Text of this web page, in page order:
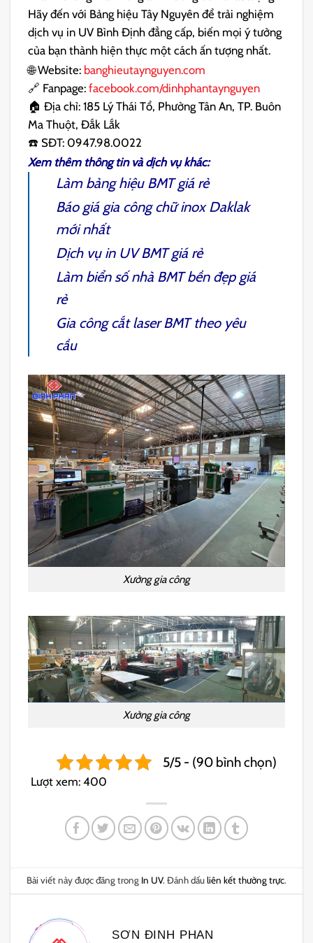
Hãy đến với Bảng hiệu Tây Nguyên để trải nghiệm
dịch vụ in UV Bình Định đẳng cấp, biến mọi ý tưởng
của bạn thành hiện thực một cách ấn tượng nhất.
🌐 Website: banghieutaynguyen.com
🔗 Fanpage:facebook.com/dinhphantaynguyen
🏠 Địa chỉ: 185 Lý Thái Tổ, Phường Tân An, TP. Buôn
Ma Thuột, Đắk Lắk
☎️ SĐT: 0947.98.0022
Xem thêm thông tin và dịch vụ khác:
Làm bảng hiệu BMT giá rẻ
Báo giá gia công chữ inox Daklak
mới nhất
Dịch vụ in UV BMT giá rẻ
Làm biển số nhà BMTbền đẹp giá
rẻ
Gia công cắt laser BMTtheo yêu
cầu
Xưởng gia công
Xưởng gia công
5/5 - (90 bình chọn)
Lượt xem: 400
Bài viết này được đăng trong In UV. Đánh dấuliên kết thường trực.
SƠN ĐINH PHAN